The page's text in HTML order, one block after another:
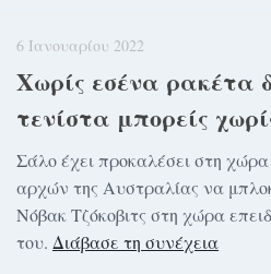
Διαφήμιση
Γίνετε συνδρομητής
Μόνο για συνδρομητές
Log in
6 Ιανουαρίου 2022
Χωρίς εσένα ρακέτα
τενίστα μπορείς
Σάλο έχει προκαλέσει στη
αρχών της Αυστραλίας να
Νόβακ Τζόκοβιτς στη χώρα
του. Διάβασε τη συνέχεια